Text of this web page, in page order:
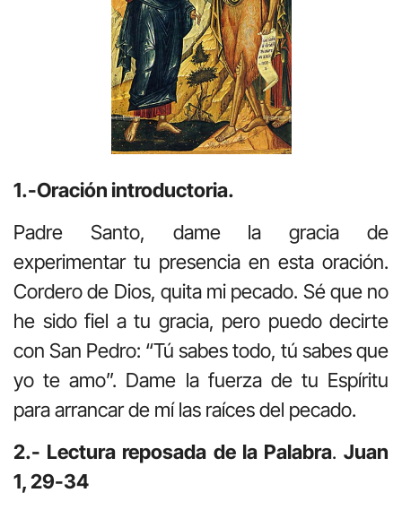
1.-Oración introductoria.
Padre Santo, dame la gracia de
experimentar tu presencia en esta oración.
Cordero de Dios, quita mi pecado. Sé que no
he sido fiel a tu gracia, pero puedo decirte
con San Pedro: “Tú sabes todo, tú sabes que
yo te amo”. Dame la fuerza de tu Espíritu
para arrancar de mí las raíces del pecado.
2.- Lectura reposada de la Palabra.Juan
1, 29-34